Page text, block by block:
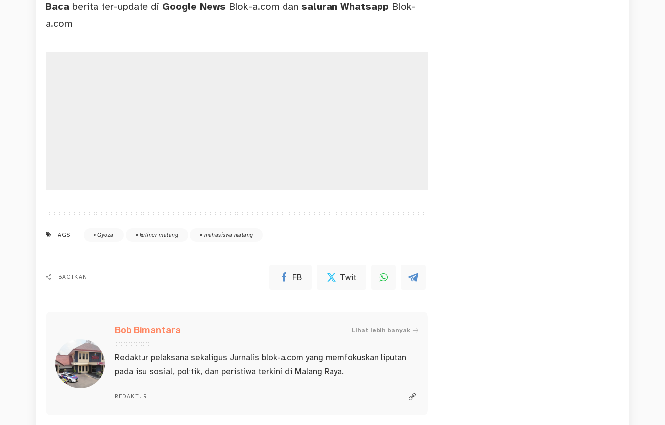
Baca berita ter-update di Google News Blok-a.com dan saluran Whatsapp Blok-
a.com
TAGS: Gyoza kuliner malang mahasiswa malang
BAGIKAN FB Twit
Bob Bimantara Lihat lebih banyak
Redaktur pelaksana sekaligus Jurnalis blok-a.com yang memfokuskan liputan
pada isu sosial, politik, dan peristiwa terkini di Malang Raya.
REDAKTUR